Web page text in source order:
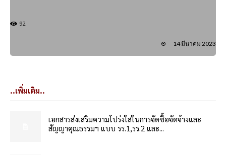
92
14 มีนาคม 2023
..เพิ่มเติม..
เอกสารส่งเสริมความโปร่งใสในการจัดซื้อจัดจ้างและ
สัญญาคุณธรรมฯ แบบ รร.1,รร.2 และ...